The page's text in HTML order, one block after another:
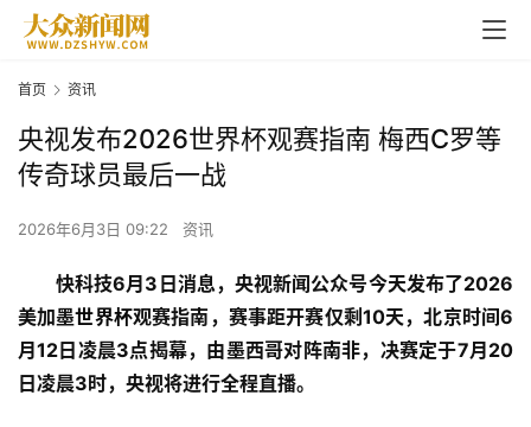
首页 资讯
央视发布2026世界杯观赛指南 梅西C罗等
传奇球员最后一战
2026年6月3日 09:22 资讯
快科技6月3日消息，央视新闻公众号今天发布了2026
美加墨世界杯观赛指南，赛事距开赛仅剩10天，北京时间6
月12日凌晨3点揭幕，由墨西哥对阵南非，决赛定于7月20
日凌晨3时，央视将进行全程直播。